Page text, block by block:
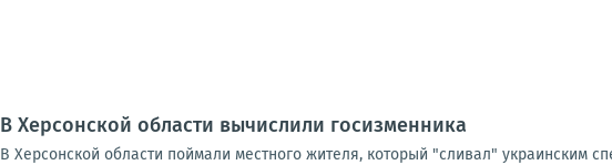
В Херсонской области вычислили госизменника
В Херсонской области поймали местного жителя, который "сливал" украинским